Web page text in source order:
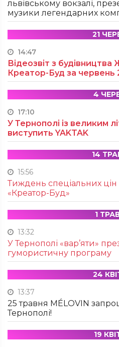
львівському вокзалі,
музики легендарних
21
14:47
Відеозвіт з будівництва
Креатор-Буд за червень
4
17:10
У Тернополі із великим
виступить YAKTAK
14
15:56
Тиждень спеціальних
«Креатор-Буд»
1
13:32
У Тернополі «вар’яти»
гумористичну програму
24
13:37
25 травня MÉLOVIN
Тернополі!
19